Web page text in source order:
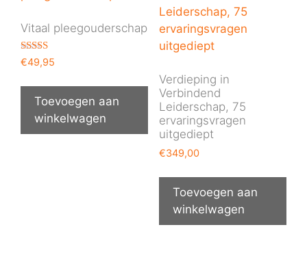
Vitaal pleegouderschap
Gewaardeer
uit 5
€49,95
Toevoegen aan
winkelwagen
Verdieping in
Verbindend
Leiderschap, 75
ervaringsvragen
uitgediept
€349,00
Toevoegen aan
winkelwagen